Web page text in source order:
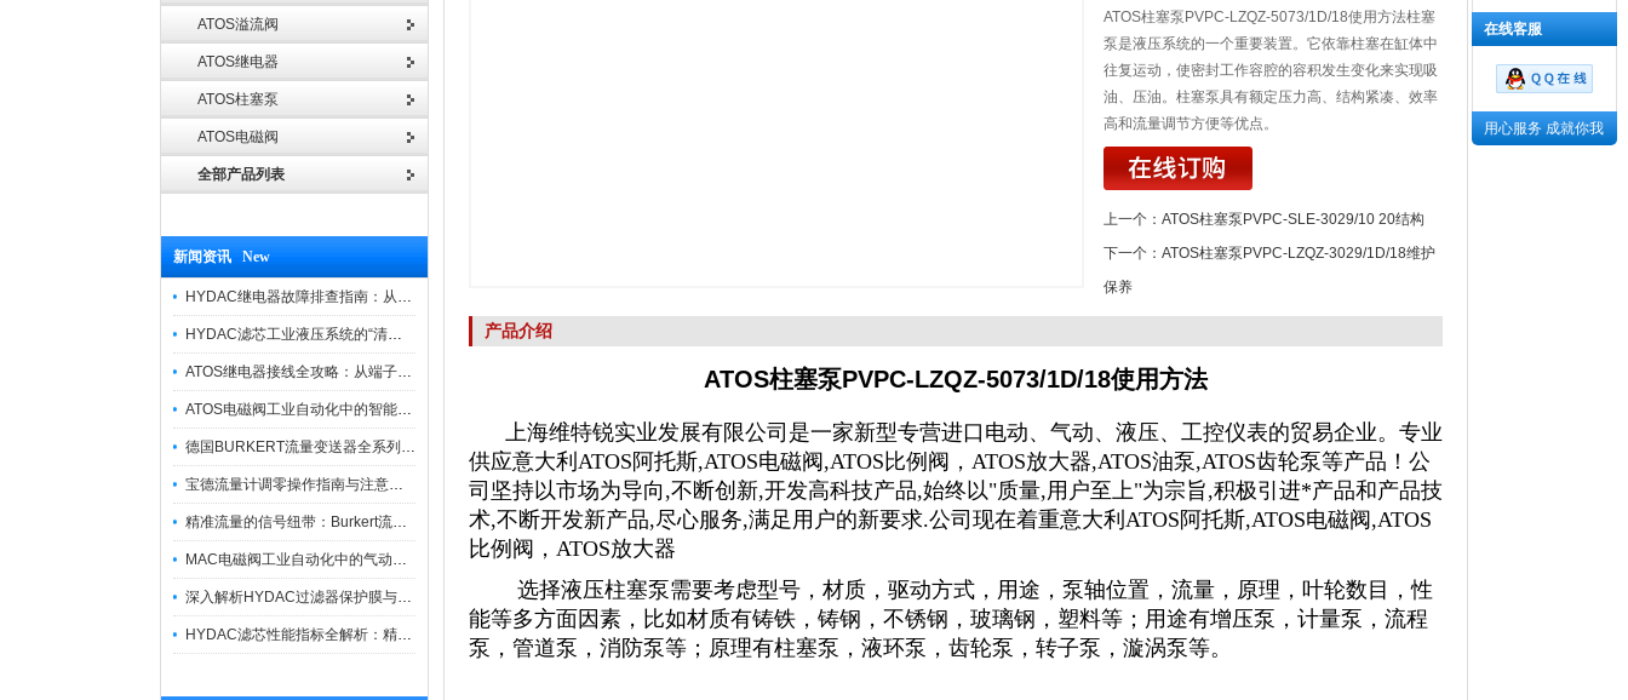
ATOS溢流阀
ATOS继电器
ATOS柱塞泵
ATOS电磁阀
全部产品列表
新闻资讯 New
HYDAC继电器故障排查指南：从“无信号”到“误动作”的实战修复逻辑
HYDAC滤芯工业液压系统的“清道夫”与守护者
ATOS继电器接线全攻略：从端子识别到安全操作
ATOS电磁阀工业自动化中的智能开关
德国BURKERT流量变送器全系列优势供应
宝德流量计调零操作指南与注意事项
精准流量的信号纽带：Burkert流量计接线指南
MAC电磁阀工业自动化中的气动指挥官
深入解析HYDAC过滤器保护膜与质量防护技术
HYDAC滤芯性能指标全解析：精度、寿命与可靠性的工业级标准
ATOS柱塞泵PVPC-LZQZ-5073/1D/18使用方法柱塞
泵是液压系统的一个重要装置。它依靠柱塞在缸体中
往复运动，使密封工作容腔的容积发生变化来实现吸
油、压油。柱塞泵具有额定压力高、结构紧凑、效率
高和流量调节方便等优点。
上一个： ATOS柱塞泵PVPC-SLE-3029/10 20结构
下一个： ATOS柱塞泵PVPC-LZQZ-3029/1D/18维护
保养
产品介绍
ATOS柱塞泵PVPC-LZQZ-5073/1D/18使用方法
上海维特锐实业发展有限公司是一家新型专营进口电动、气动、液压、工控仪表的贸易企业。专业
供应意大利ATOS阿托斯,ATOS电磁阀,ATOS比例阀，ATOS放大器,ATOS油泵,ATOS齿轮泵等产品！公
司坚持以市场为导向,不断创新,开发高科技产品,始终以"质量,用户至上"为宗旨,积极引进*产品和产品技
术,不断开发新产品,尽心服务,满足用户的新要求.公司现在着重意大利ATOS阿托斯,ATOS电磁阀,ATOS
比例阀，ATOS放大器
选择液压柱塞泵需要考虑型号，材质，驱动方式，用途，泵轴位置，流量，原理，叶轮数目，性
能等多方面因素，比如材质有铸铁，铸钢，不锈钢，玻璃钢，塑料等；用途有增压泵，计量泵，流程
泵，管道泵，消防泵等；原理有柱塞泵，液环泵，齿轮泵，转子泵，漩涡泵等。
在线客服
用心服务 成就你我